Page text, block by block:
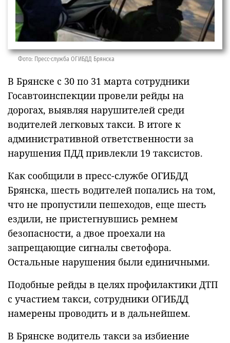
Фото: Пресс-служба ОГИБДД Брянска
В Брянске с 30 по 31 марта сотрудники
Госавтоинспекции провели рейды на
дорогах, выявляя нарушителей среди
водителей легковых такси. В итоге к
административной ответственности за
нарушения ПДД привлекли 19 таксистов.
Как сообщили в пресс-службе ОГИБДД
Брянска, шесть водителей попались на том,
что не пропустили пешеходов, еще шесть
ездили, не пристегнувшись ремнем
безопасности, а двое проехали на
запрещающие сигналы светофора.
Остальные нарушения были единичными.
Подобные рейды в целях профилактики ДТП
с участием такси, сотрудники ОГИБДД
намерены проводить и в дальнейшем.
В Брянске водитель такси за избиение